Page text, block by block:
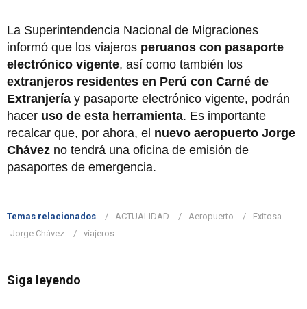
La Superintendencia Nacional de Migraciones
informó que los viajeros peruanos con pasaporte
electrónico vigente, así como también los
extranjeros residentes en Perú con Carné de
Extranjería y pasaporte electrónico vigente, podrán
hacer uso de esta herramienta. Es importante
recalcar que, por ahora, el nuevo aeropuerto Jorge
Chávez no tendrá una oficina de emisión de
pasaportes de emergencia.
Temas relacionados ACTUALIDAD Aeropuerto
Exitosa
Jorge Chávez
viajeros
Siga leyendo